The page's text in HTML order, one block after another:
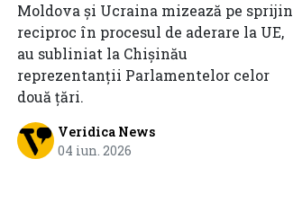
Moldova și Ucraina mizează pe sprijin
reciproc în procesul de aderare la UE,
au subliniat la Chișinău
reprezentanții Parlamentelor celor
două țări.
Veridica News
04 iun. 2026